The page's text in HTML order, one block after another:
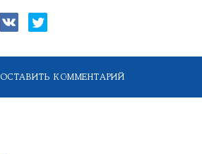
ОСТАВИТЬ КОММЕНТАРИЙ